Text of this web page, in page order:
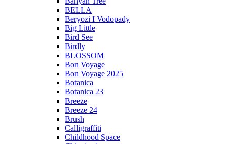
BELLA
Beryozi I Vodopady
Big Little
Bird See
Birdly
BLOSSOM
Bon Voyage
Bon Voyage 2025
Botanica
Botanica 23
Breeze
Breeze 24
Brush
Calligraffiti
Childhood Space